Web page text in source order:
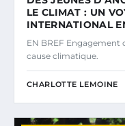
LE CLIMAT : UN
INTERNATIONAL
EN BREF Engagement
cause climatique.
CHARLOTTE LEMOINE